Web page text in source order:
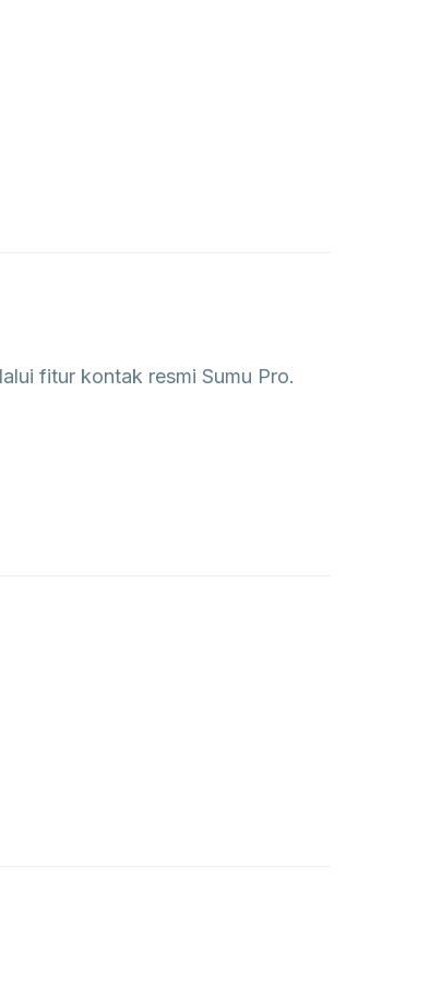
fitur kontak resmi Sumu Pro.